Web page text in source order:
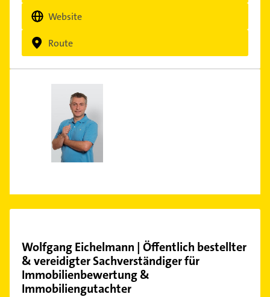
Website
Route
Wolfgang Eichelmann | Öffentlich bestellter
& vereidigter Sachverständiger für
Immobilienbewertung &
Immobiliengutachter